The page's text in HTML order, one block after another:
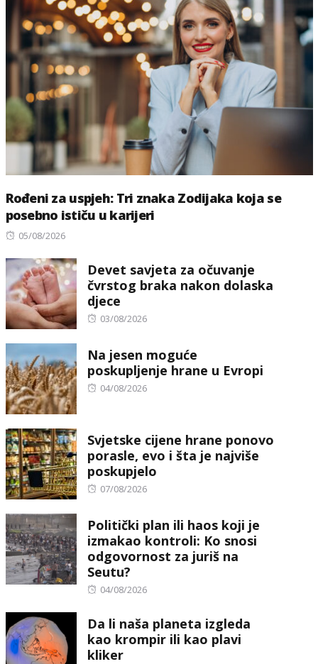
Rođeni za uspjeh: Tri znaka Zodijaka koja se
posebno ističu u karijeri
Posted
05/08/2026
Devet savjeta za očuvanje
čvrstog braka nakon dolaska
djece
Posted
03/08/2026
Na jesen moguće
poskupljenje hrane u Evropi
Posted
04/08/2026
Svjetske cijene hrane ponovo
porasle, evo i šta je najviše
poskupjelo
Posted
07/08/2026
Politički plan ili haos koji je
izmakao kontroli: Ko snosi
odgovornost za juriš na
Seutu?
Posted
04/08/2026
Da li naša planeta izgleda
kao krompir ili kao plavi
kliker